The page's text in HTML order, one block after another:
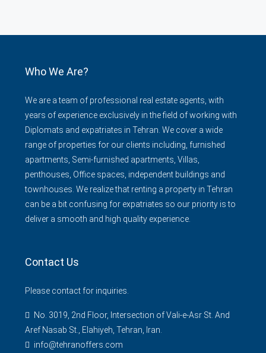
Who We Are?
We are a team of professional real estate agents, with
years of experience exclusively in the field of working with
Diplomats and expatriates in Tehran. We cover a wide
range of properties for our clients including, furnished
apartments, Semi-furnished apartments, Villas,
penthouses, Office spaces, independent buildings and
townhouses. We realize that renting a property in Tehran
can be a bit confusing for expatriates so our priority is to
deliver a smooth and high quality experience.
Contact Us
Please contact for inquiries.
No. 3019, 2nd Floor, Intersection of Vali-e-Asr St. And
Aref Nasab St., Elahiyeh, Tehran, Iran.
info@tehranoffers.com